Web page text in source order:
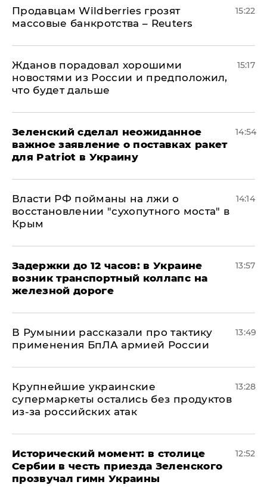
Продавцам Wildberries грозят
массовые банкротства – Reuters
15:22
Жданов порадовал хорошими
новостями из России и предположил,
что будет дальше
15:17
Зеленский сделал неожиданное
важное заявление о поставках ракет
для Patriot в Украину
14:54
Власти РФ пойманы на лжи о
восстановлении "сухопутного моста" в
Крым
14:14
Задержки до 12 часов: в Украине
возник транспортный коллапс на
железной дороге
13:57
В Румынии рассказали про тактику
применения БпЛА армией России
13:49
Крупнейшие украинские
супермаркеты остались без продуктов
из-за российских атак
13:28
Исторический момент: в столице
Сербии в честь приезда Зеленского
прозвучал гимн Украины
12:52